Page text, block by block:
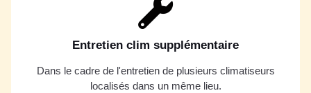
Entretien clim supplémentaire
Dans le cadre de l'entretien de plusieurs climatiseurs
localisés dans un même lieu.